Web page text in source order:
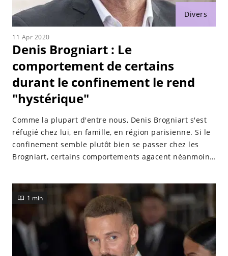
Divers
11 Apr 2020
Denis Brogniart : Le
comportement de certains
durant le confinement le rend
"hystérique"
Comme la plupart d'entre nous, Denis Brogniart s'est
réfugié chez lui, en famille, en région parisienne. Si le
confinement semble plutôt bien se passer chez les
Brogniart, certains comportements agacent néanmoins
entretien accordé à Konbini.
1 min